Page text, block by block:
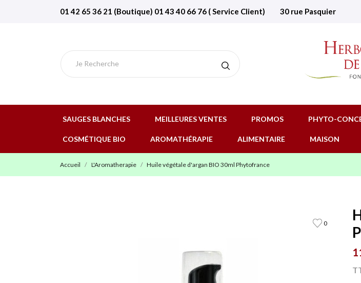
01 42 65 36 21 (Boutique) 01 43 40 66 76 ( Service Client) 30 rue Pasquier
SAUGES BLANCHES MEILLEURES VENTES PROMOS PHYTO-
COSMÉTIQUE BIO AROMATHÉRAPIE ALIMENTAIRE MAISON
Accueil L'Aromatherapie Huile végétale d'argan BIO 30ml Phytofrance
0